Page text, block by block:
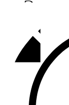
Әлмәт
92,9 FM
107,1
Балык